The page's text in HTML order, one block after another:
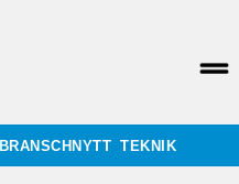
BRANSCHNYTT TEKNIK